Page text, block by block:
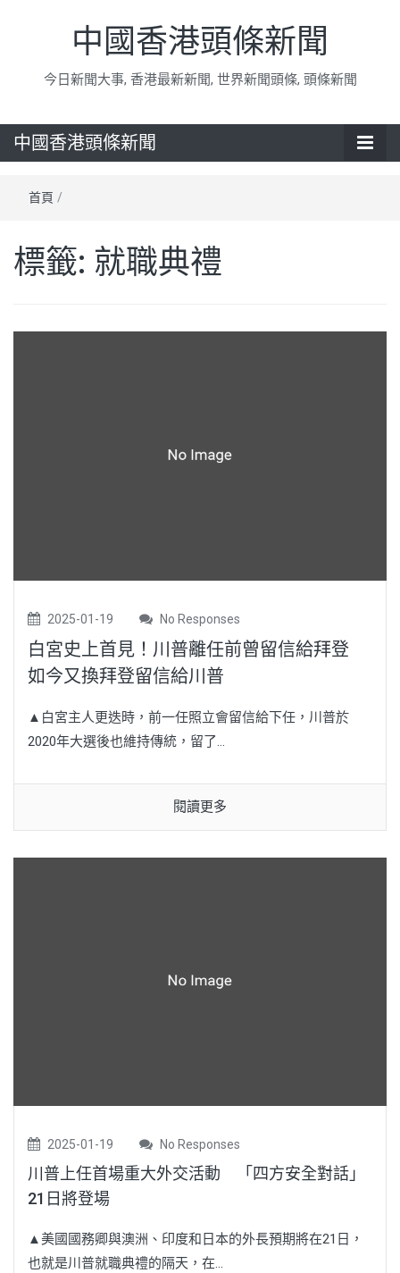
中國香港頭條新聞
今日新聞大事, 香港最新新聞, 世界新聞頭條, 頭條新聞
中國香港頭條新聞
首頁 /
標籤: 就職典禮
2025-01-19 No Responses
白宮史上首見！川普離任前曾留信給拜登
如今又換拜登留信給川普
▲白宮主人更迭時，前一任照立會留信給下任，川普於
2020年大選後也維持傳統，留了...
閱讀更多
2025-01-19 No Responses
川普上任首場重大外交活動 「四方安全對話」
21日將登場
▲美國國務卿與澳洲、印度和日本的外長預期將在21日，
也就是川普就職典禮的隔天，在...